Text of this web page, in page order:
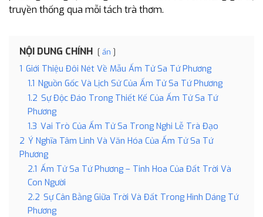
truyền thống qua mỗi tách trà thơm.
NỘI DUNG CHÍNH ẩn
1 Giới Thiệu Đôi Nét Về Mẫu Ấm Tử Sa Tứ Phương
1.1 Nguồn Gốc Và Lịch Sử Của Ấm Tử Sa Tứ Phương
1.2 Sự Độc Đáo Trong Thiết Kế Của Ấm Tử Sa Tứ
Phương
1.3 Vai Trò Của Ấm Tử Sa Trong Nghi Lễ Trà Đạo
2 Ý Nghĩa Tâm Linh Và Văn Hóa Của Ấm Tử Sa Tứ
Phương
2.1 Ấm Tử Sa Tứ Phương – Tinh Hoa Của Đất Trời Và
Con Người
2.2 Sự Cân Bằng Giữa Trời Và Đất Trong Hình Dáng Tứ
Phương